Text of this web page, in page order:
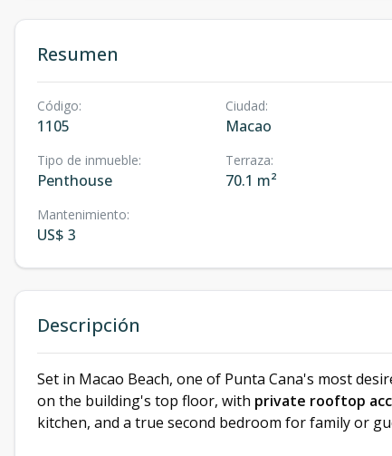
Resumen
Código:
1105
Ciudad:
Macao
Tipo de inmueble:
Penthouse
Terraza:
70.1 m²
Mantenimiento:
US$ 3
Descripción
Set in Macao Beach, one of Punta Cana's most
on the building's top floor, with private rooftop
kitchen, and a true second bedroom for family or